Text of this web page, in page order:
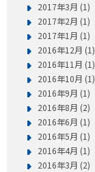
2017年3月 (1)
2017年2月 (1)
2017年1月 (1)
2016年12月 (1)
2016年11月 (1)
2016年10月 (1)
2016年9月 (1)
2016年8月 (2)
2016年6月 (1)
2016年5月 (1)
2016年4月 (1)
2016年3月 (2)